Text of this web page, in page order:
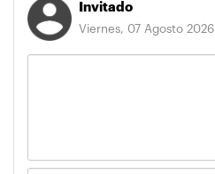
Invitado
Viernes, 07 Agosto 2026